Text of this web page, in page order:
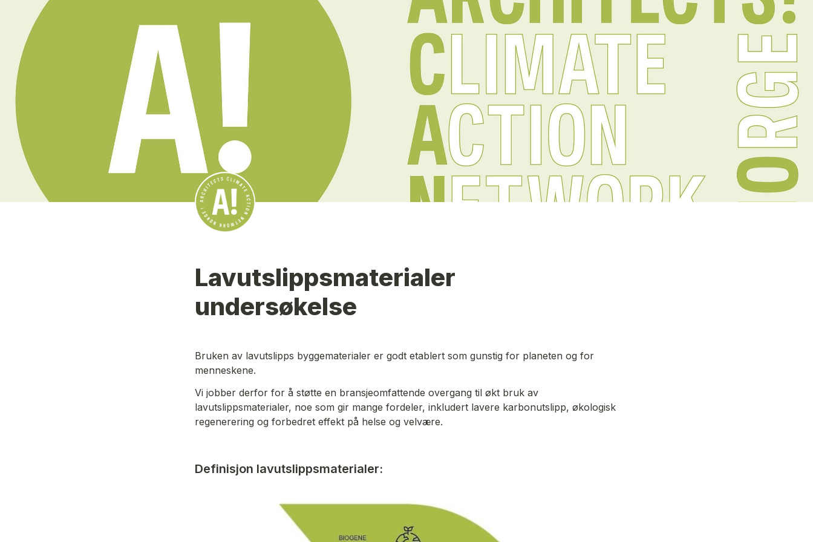
Lavutslippsmaterialer
undersøkelse
Bruken av lavutslipps byggematerialer er godt etablert som gunstig for planeten og for
menneskene.
Vi jobber derfor for å støtte en bransjeomfattende overgang til økt bruk av
lavutslippsmaterialer, noe som gir mange fordeler, inkludert lavere karbonutslipp, økologisk
regenerering og forbedret effekt på helse og velvære.
Definisjon lavutslippsmaterialer: